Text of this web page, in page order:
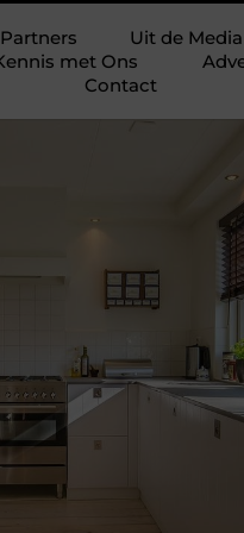
Partners
Uit de Media
met Ons
Contact